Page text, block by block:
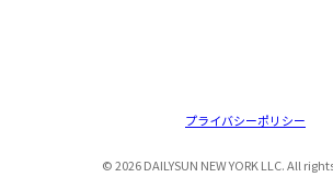
© 2026 DAILYSUN NEW YORK LLC. All
プライバシーポリシー